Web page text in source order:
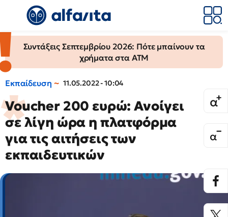
Συντάξεις Σεπτεμβρίου 2026: Πότε μπαίνουν τα
χρήματα στα ΑΤΜ
Εκπαίδευση 11.05.2022 - 10:04
Voucher 200 ευρώ: Ανοίγει
σε λίγη ώρα η πλατφόρμα
για τις αιτήσεις των
εκπαιδευτικών